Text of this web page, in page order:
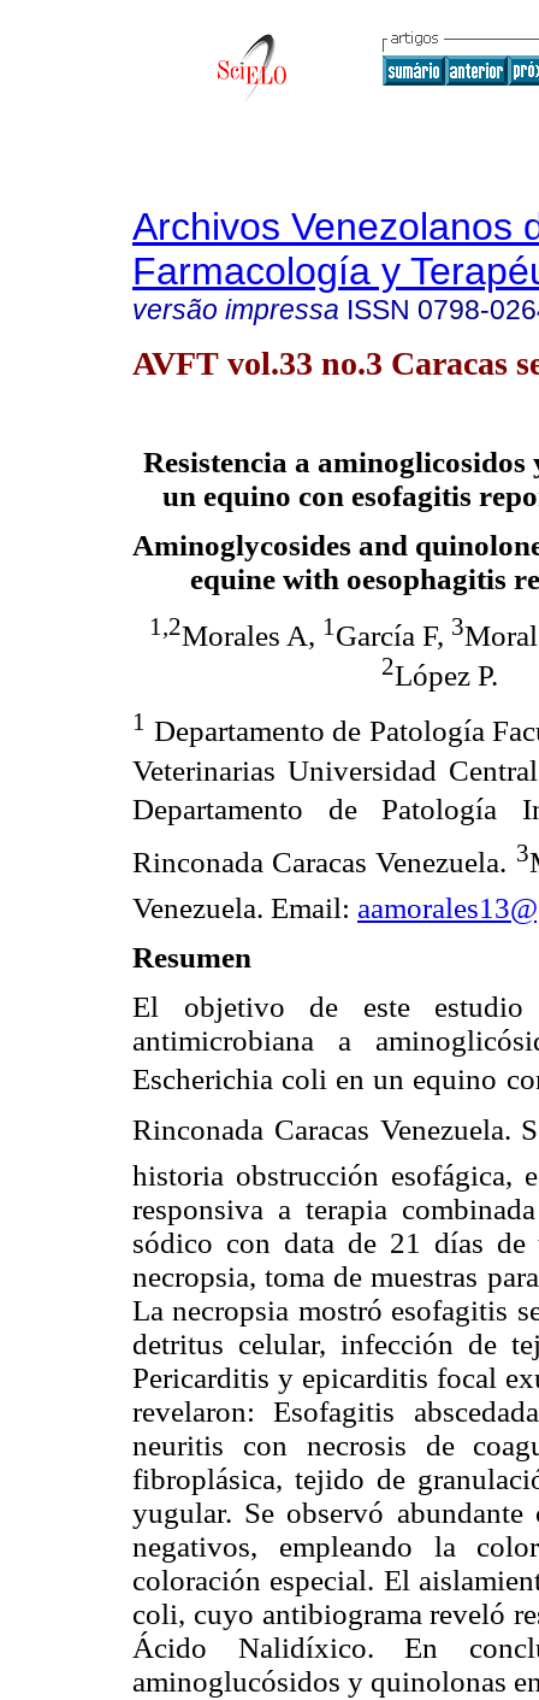
Archivos Venezolanos
Farmacología y
versão impressa ISSN 0798-
AVFT vol.33 no.3 Caracas
Resistencia a aminoglicosidos
un equino con esofagitis
Aminoglycosides and
equine with oesophagitis
1,2Morales A, 1 García F, 3
2López P.
1 Departamento de Patología
Veterinarias Universidad
Departamento de Patología
Rinconada Caracas Venezuela. 3
Venezuela. Email:
Resumen
El objetivo de este estudio
antimicrobiana a
Escherichia coli en un equino
Rinconada Caracas
historia obstrucción esofágica,
responsiva a terapia
sódico con data de 21 días
necropsia, toma de muestras
La necropsia mostró esofagitis
detritus celular, infección de
Pericarditis y epicarditis focal
revelaron: Esofagitis
neuritis con necrosis de
fibroplásica, tejido de
yugular. Se observó
negativos, empleando la
coloración especial. El
coli, cuyo antibiograma reveló
Ácido Nalidíxico. En
aminoglucósidos y quinolonas